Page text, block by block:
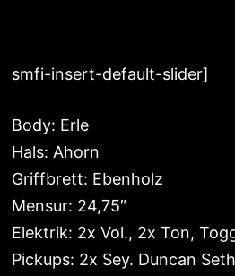
smfi-insert-default-slider]
Body: Erle
Hals: Ahorn
Griffbrett: Ebenholz
Mensur: 24,75″
Elektrik: 2x Vol., 2x Ton,
Pickups: 2x Sey. Duncan